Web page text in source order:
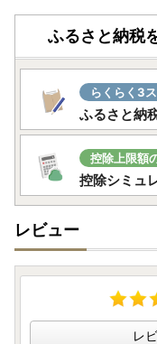
ふるさと納税
らくらく3
ふるさと納
控除上限額
控除シミュ
レビュー
レ